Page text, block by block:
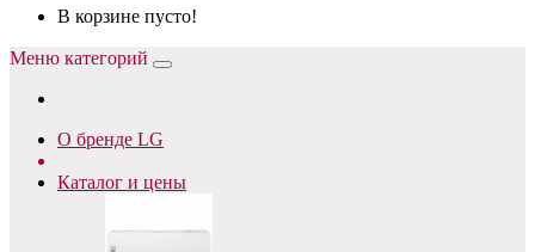
В корзине пусто!
Меню категорий
О бренде LG
Каталог и цены